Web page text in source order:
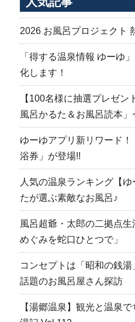
2026 お風呂プロジェクト
「得する温泉情報 ゆーゆ
化します！
【100名様に抽選プレゼ
風呂かるた＆お風呂読本」
ゆーゆアプリ新リワード
浴券」が登場!!
人気の温泉ランキング【
たが選ぶ素敵なお風呂♪
風呂超爺・太郎の二拠点
めぐみを蛇口ひとつで」
コンセプトは「昭和の銭湯
話題のお風呂屋さん探訪
【湯郷温泉】観光と温泉